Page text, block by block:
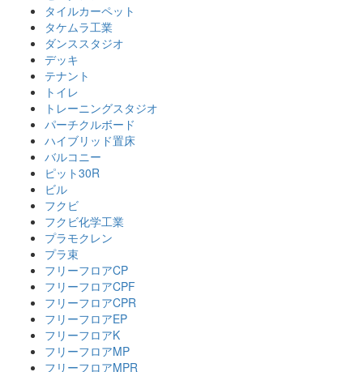
タイルカーペット
タケムラ工業
ダンススタジオ
デッキ
テナント
トイレ
トレーニングスタジオ
パーチクルボード
ハイブリッド置床
バルコニー
ピット30R
ビル
フクビ
フクビ化学工業
プラモクレン
プラ束
フリーフロアCP
フリーフロアCPF
フリーフロアCPR
フリーフロアEP
フリーフロアK
フリーフロアMP
フリーフロアMPR